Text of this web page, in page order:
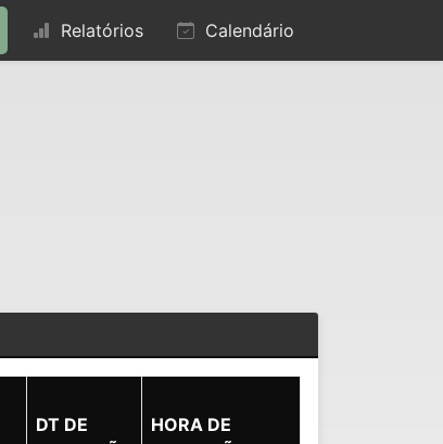
Relatórios Calendário
DT DE
HORA DE